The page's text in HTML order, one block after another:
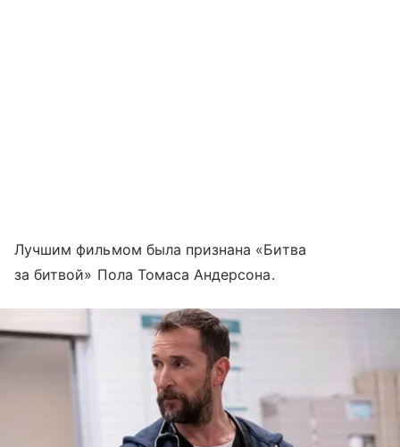
Лучшим фильмом была признана «Битва
за битвой» Пола Томаса Андерсона.